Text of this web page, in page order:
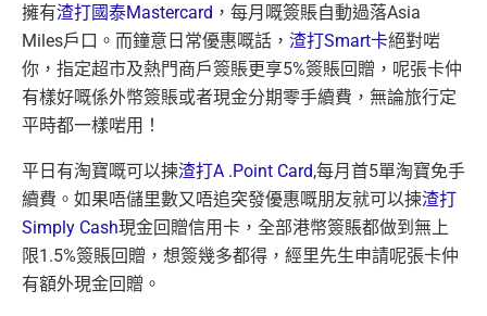
擁有渣打國泰Mastercard ，每月嘅簽賬自動過落Asia
Miles戶口。而鐘意日常優惠嘅話， 渣打Smart卡絕對啱
你，指定超市及熱門商戶簽賬更享5%簽賬回贈，呢張卡仲
有樣好嘅係外幣簽賬或者現金分期零手續費，無論旅行定
平時都一樣啱用！
平日有淘寶嘅可以揀渣打A .Point Card,每月首5單淘寶免手
續費。如果唔儲里數又唔追突發優惠嘅朋友就可以揀渣打
Simply Cash現金回贈信用卡，全部港幣簽賬都做到無上
限1.5%簽賬回贈，想簽幾多都得，經里先生申請呢張卡仲
有額外現金回贈。